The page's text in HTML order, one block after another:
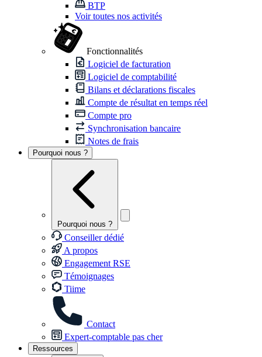
BTP
Voir toutes nos activités
Fonctionnalités
Logiciel de facturation
Logiciel de comptabilité
Bilans et déclarations fiscales
Compte de résultat en temps réel
Compte pro
Synchronisation bancaire
Notes de frais
Pourquoi nous ?
Pourquoi nous ?
Conseiller dédié
A propos
Engagement RSE
Témoignages
Tiime
Contact
Expert-comptable pas cher
Ressources